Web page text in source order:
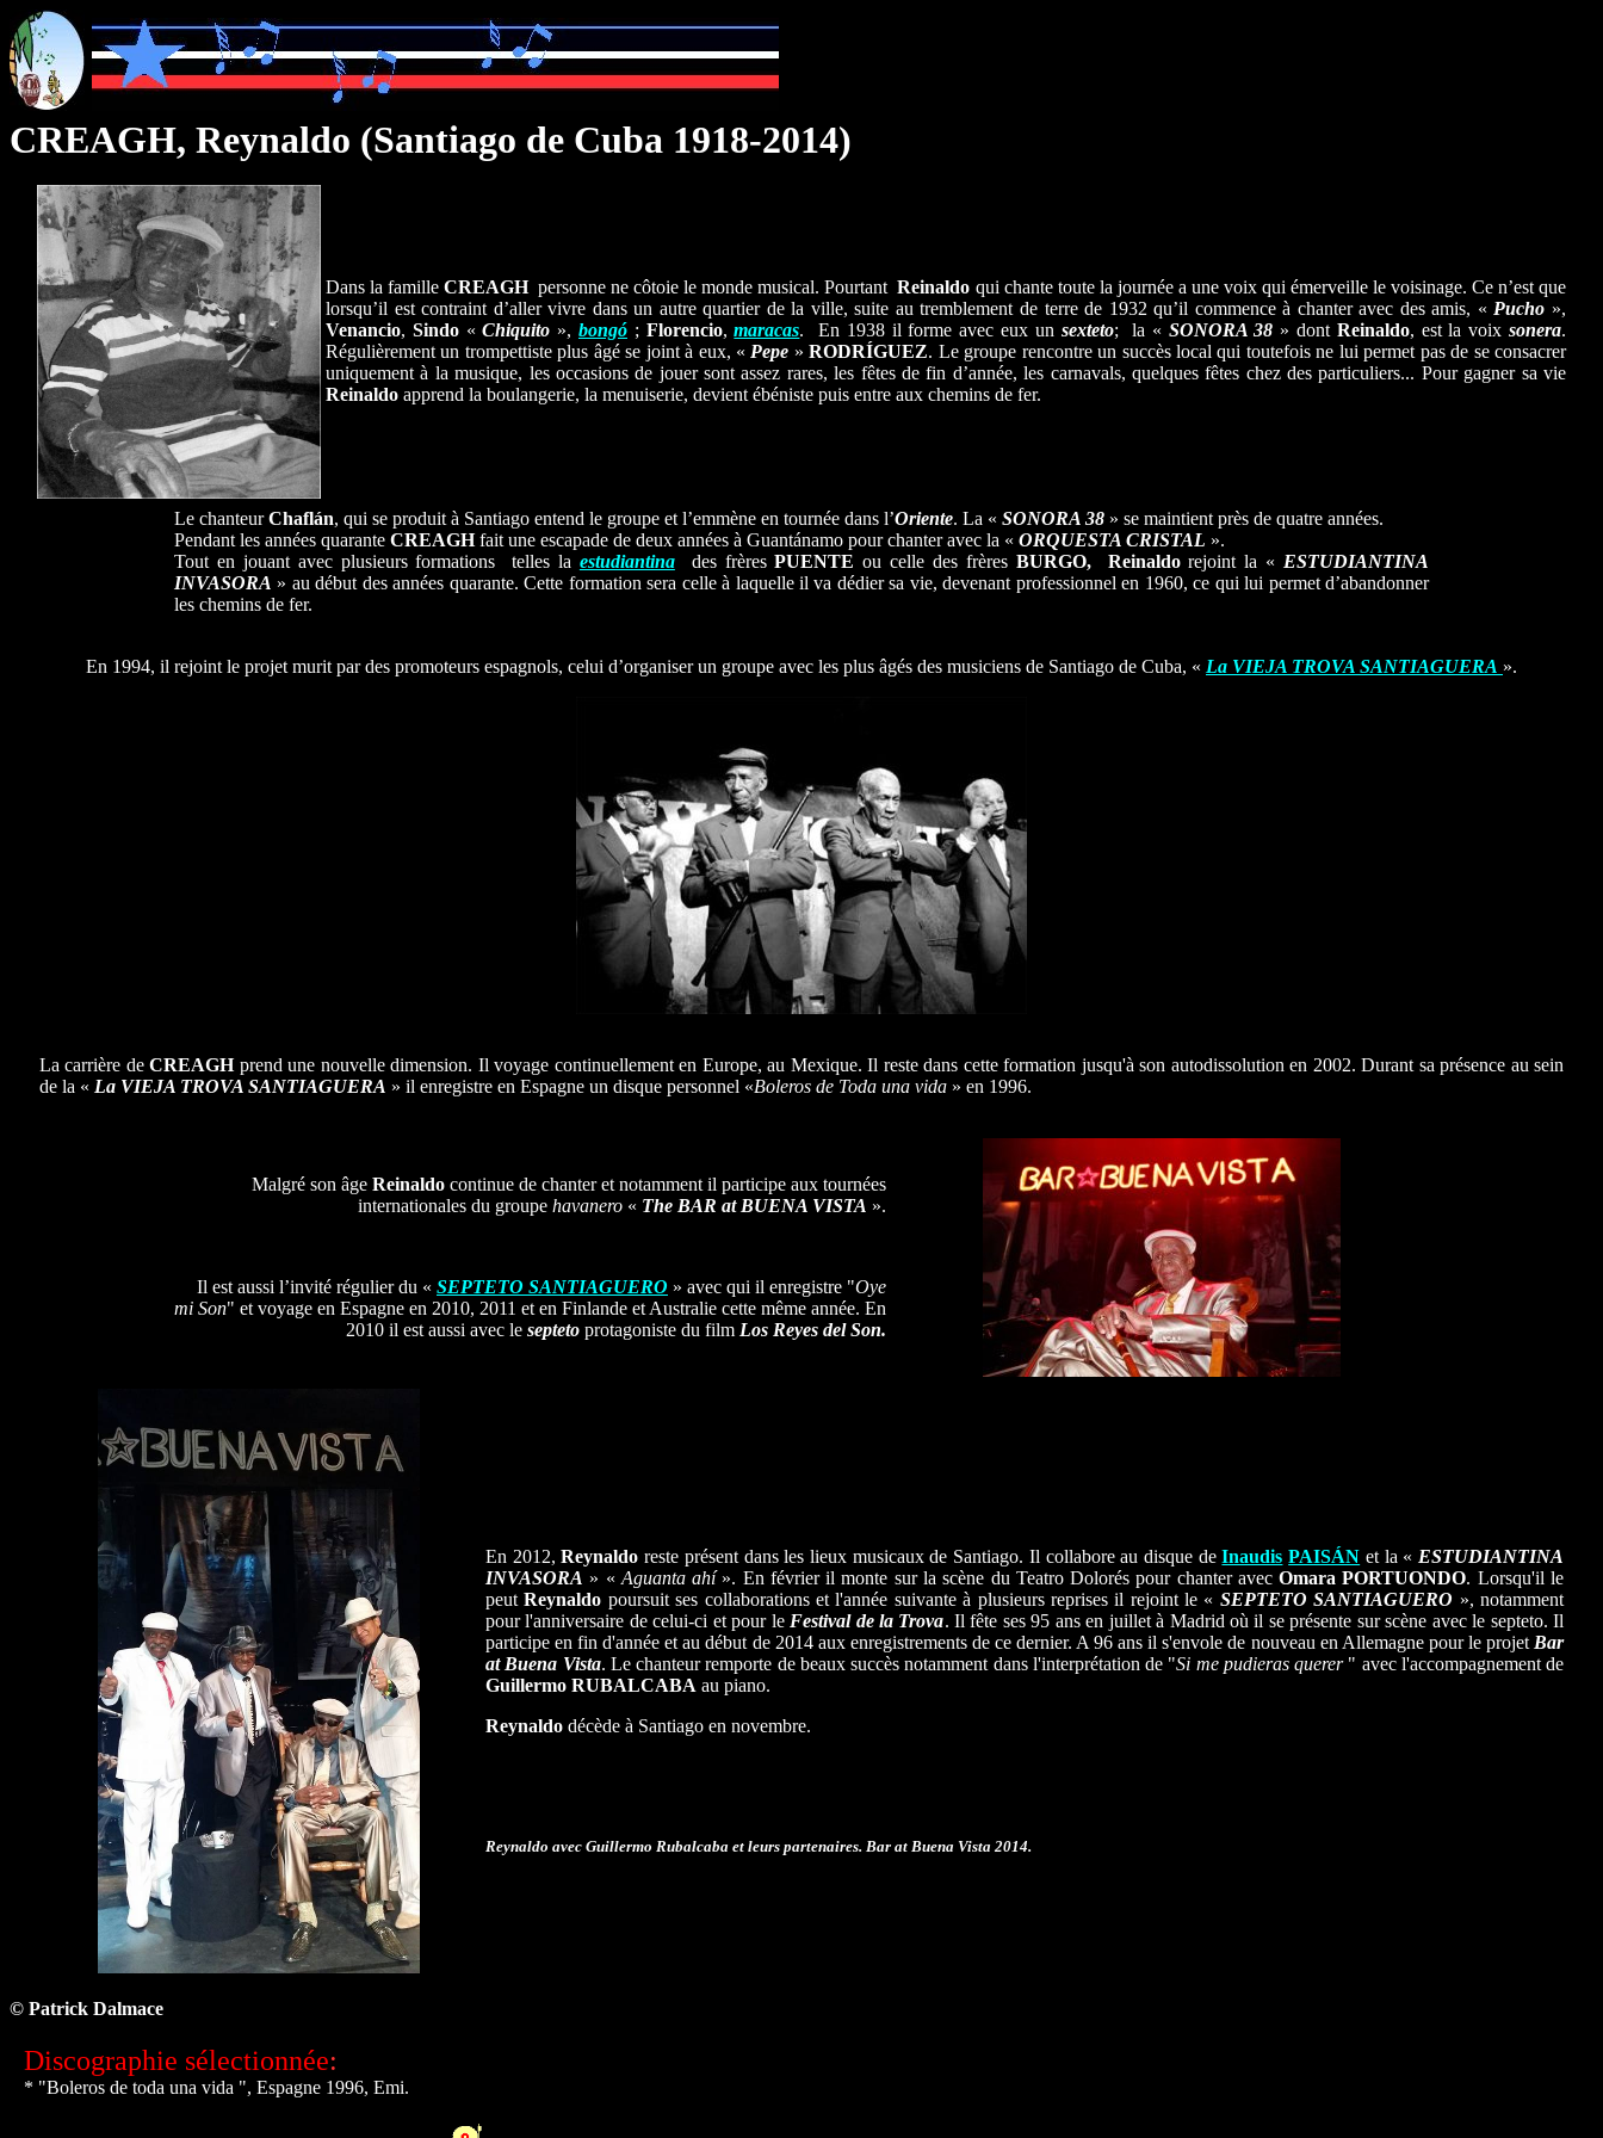
CREAGH, Reynaldo (Santiago de Cuba 1918-2014)
Dans la familleCREAGHpersonne ne côtoie le monde musical. PourtantReinaldo qui chante toute la journée a une voix qui émerveille le voisinage. Ce n’est que
lorsqu’il est contraint d’aller vivre dans un autre quartier de la ville, suite au tremblement de terre de 1932 qu’il commence à chanter avec des amis, « Pucho »,
Venancio, Sindo«Chiquito », bongó; Florencio,maracas. En 1938 il forme avec eux un sexteto; la « SONORA 38 » dont Reinaldo, est la voixsonera.
Régulièrement un trompettiste plus âgé se joint à eux, « Pepe »RODRÍGUEZ. Le groupe rencontre un succès local qui toutefois ne lui permet pas de se consacrer
uniquement à la musique, les occasions de jouer sont assez rares, les fêtes de fin d’année, les carnavals, quelques fêtes chez des particuliers... Pour gagner sa vie
Reinaldo apprend la boulangerie, la menuiserie, devient ébéniste puis entre aux chemins de fer.
Le chanteurChaflán, qui se produit à Santiago entend le groupe et l’emmène en tournée dans l’Oriente. La « SONORA 38 » se maintient près de quatre années.
Pendant les années quarante CREAGHfait une escapade de deux années à Guantánamo pour chanter avec la « ORQUESTA CRISTAL ».
Tout en jouant avec plusieurs formations telles la estudiantinades frèresPUENTE ou celle des frères BURGO, Reinaldorejoint la « ESTUDIANTINA
INVASORA » au début des années quarante. Cette formation sera celle à laquelle il va dédier sa vie, devenant professionnel en 1960, ce qui lui permet d’abandonner
les chemins de fer.
En 1994, il rejoint le projet murit par des promoteurs espagnols, celui d’organiser un groupe avec les plus âgés des musiciens de Santiago de Cuba, « La VIEJA TROVA SANTIAGUERA ».
La carrière deCREAGHprend une nouvelle dimension. Il voyage continuellement en Europe, au Mexique. Il reste dans cette formation jusqu'à son autodissolution en 2002. Durant sa présence au sein
de la « La VIEJA TROVA SANTIAGUERA » il enregistre en Espagne un disque personnel «Boleros de Toda una vida » en 1996.
Malgré son âge Reinaldo continue de chanter et notamment il participe aux tournées
internationales du groupe havanero « The BAR at BUENA VISTA ».
Il est aussi l’invité régulier du « SEPTETO SANTIAGUERO » avec qui il enregistre "Oye
mi Son" et voyage en Espagne en 2010, 2011 et en Finlande et Australie cette même année. En
2010 il est aussi avec le septeto protagoniste du film Los Reyes del Son.
En 2012,Reynaldo reste présent dans les lieux musicaux de Santiago. Il collabore au disque deInaudis PAISÁN et la « ESTUDIANTINA
INVASORA » « Aguanta ahí». En février il monte sur la scène du Teatro Dolorés pour chanter avecOmara PORTUONDO. Lorsqu'il le
peutReynaldo poursuit ses collaborations et l'année suivante à plusieurs reprises il rejoint le « SEPTETO SANTIAGUERO », notamment
pour l'anniversaire de celui-ci et pour le Festival de la Trova. Il fête ses 95 ans en juillet à Madrid où il se présente sur scène avec le septeto. Il
participe en fin d'année et au début de 2014 aux enregistrements de ce dernier. A 96 ans il s'envole de nouveau en Allemagne pour le projet Bar
at Buena Vista. Le chanteur remporte de beaux succès notamment dans l'interprétation de "Si me pudieras querer " avec l'accompagnement de
Guillermo RUBALCABA au piano.
Reynaldo décède à Santiago en novembre.
Reynaldo avec Guillermo Rubalcaba et leurs partenaires. Bar at Buena Vista 2014.
© Patrick Dalmace
Discographie sélectionnée:
* "Boleros de toda una vida ", Espagne 1996, Emi.